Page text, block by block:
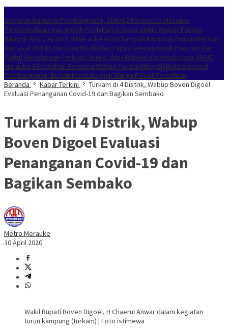
Semarak Karnaval Pembangunan, SMKN 2 Pariwisata Merauke
Persembahkan Kue Merah Putih Karya Siswa untuk Wabup Fauzun
Nihayah Aksi Cepat DLH Merauke Atasi Sampah Karnaval Pimpin Barisan
Karnaval HUT RI, Ratusan Disabilitas Papua Selatan Unjuk Prestasi dan
Tuntut Kesetaraan Perkuat Sinergi dan Motivasi Kepengurusan, BKMT
Merauke Silaturahmi Bersama Wabup Fauzun Nihayah Buka Karnaval
Pembangunan, Bupati Merauke Ajak Warga Rawat Persatuan
Beranda
Kabar Terkini
Turkam di 4 Distrik, Wabup Boven Digoel
Evaluasi Penanganan Covid-19 dan Bagikan Sembako
Turkam di 4 Distrik, Wabup
Boven Digoel Evaluasi
Penanganan Covid-19 dan
Bagikan Sembako
Metro Merauke
30 April 2020
Wakil Bupati Boven Digoel, H Chaerul Anwar dalam kegiatan
turun kampung (turkam) | Foto istimewa